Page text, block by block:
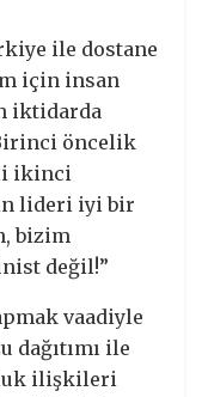
ile dostane
için insan
iktidarda
öncelik
ikinci
lideri iyi bir
bizim
değil!”
vaadiyle
ile
ilişkileri